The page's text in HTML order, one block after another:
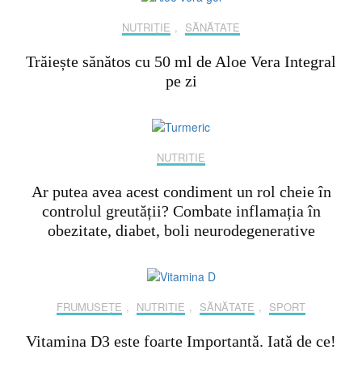
NUTRIȚIE , SĂNĂTATE
Trăiește sănătos cu 50 ml de Aloe Vera Integral
pe zi
NUTRIȚIE
Ar putea avea acest condiment un rol cheie în
controlul greutății? Combate inflamația în
obezitate, diabet, boli neurodegenerative
FRUMUSEȚE , NUTRIȚIE , SĂNĂTATE , SPORT
Vitamina D3 este foarte Importantă. Iată de ce!